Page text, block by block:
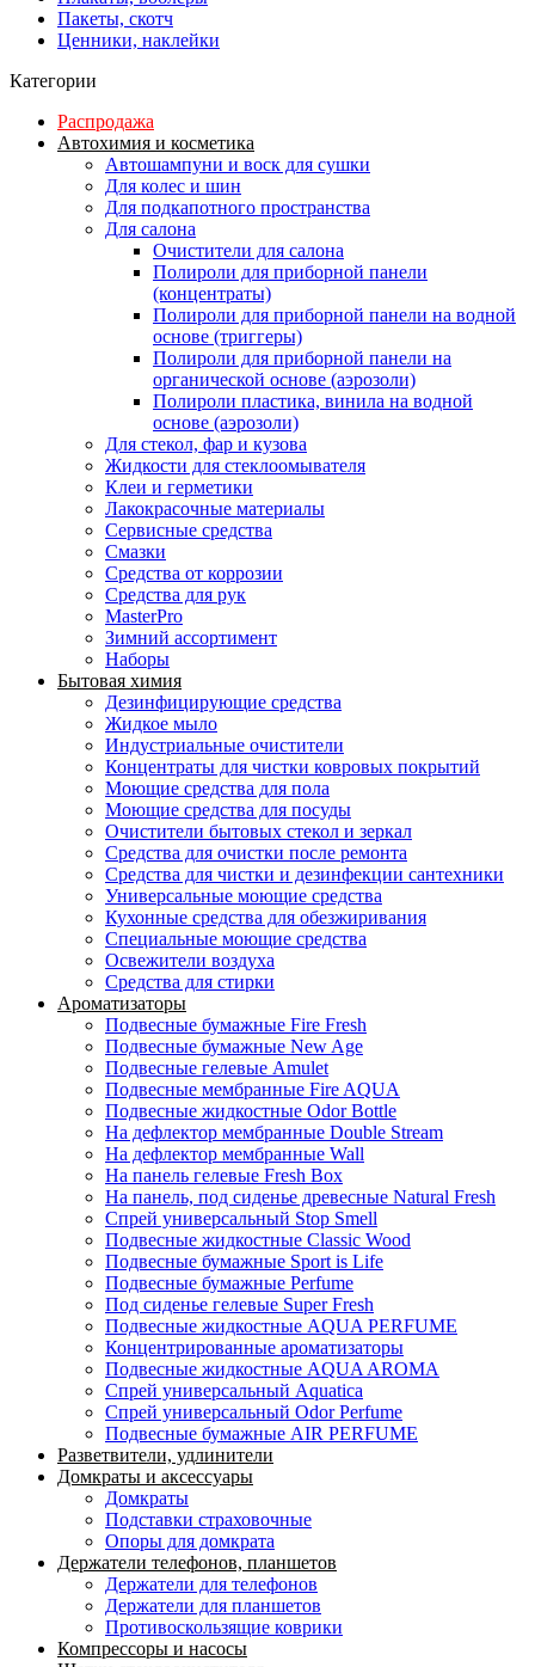
Пакеты, скотч
Ценники, наклейки
Категории
Распродажа
Автохимия и косметика
Автошампуни и воск для сушки
Для колес и шин
Для подкапотного пространства
Для салона
Очистители для салона
Полироли для приборной панели
(концентраты)
Полироли для приборной панели на водной
основе (триггеры)
Полироли для приборной панели на
органической основе (аэрозоли)
Полироли пластика, винила на водной
основе (аэрозоли)
Для стекол, фар и кузова
Жидкости для стеклоомывателя
Клеи и герметики
Лакокрасочные материалы
Сервисные средства
Смазки
Средства от коррозии
Средства для рук
MasterPro
Зимний ассортимент
Наборы
Бытовая химия
Дезинфицирующие средства
Жидкое мыло
Индустриальные очистители
Концентраты для чистки ковровых покрытий
Моющие средства для пола
Моющие средства для посуды
Очистители бытовых стекол и зеркал
Средства для очистки после ремонта
Средства для чистки и дезинфекции сантехники
Универсальные моющие средства
Кухонные средства для обезжиривания
Специальные моющие средства
Освежители воздуха
Средства для стирки
Ароматизаторы
Подвесные бумажные Fire Fresh
Подвесные бумажные New Age
Подвесные гелевые Amulet
Подвесные мембранные Fire AQUA
Подвесные жидкостные Odor Bottle
На дефлектор мембранные Double Stream
На дефлектор мембранные Wall
На панель гелевые Fresh Box
На панель, под сиденье древесные Natural Fresh
Спрей универсальный Stop Smell
Подвесные жидкостные Classic Wood
Подвесные бумажные Sport is Life
Подвесные бумажные Perfume
Под сиденье гелевые Super Fresh
Подвесные жидкостные AQUA PERFUME
Концентрированные ароматизаторы
Подвесные жидкостные AQUA AROMA
Спрей универсальный Aquatica
Спрей универсальный Odor Perfume
Подвесные бумажные AIR PERFUME
Разветвители, удлинители
Домкраты и аксессуары
Домкраты
Подставки страховочные
Опоры для домкрата
Держатели телефонов, планшетов
Держатели для телефонов
Держатели для планшетов
Противоскользящие коврики
Компрессоры и насосы